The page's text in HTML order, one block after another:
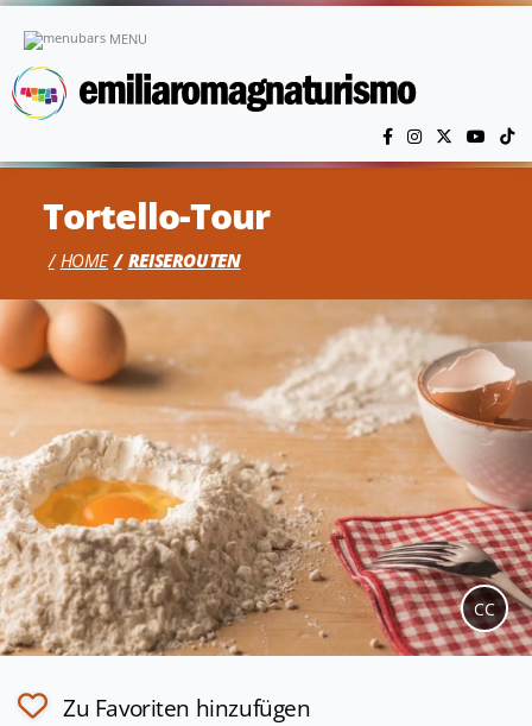
MENU
Tortello-Tour
HOME REISEROUTEN
CC
Zu Favoriten hinzufügen